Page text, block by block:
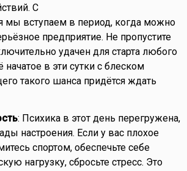
С
мы вступаем в период, когда можно
предприятие. Не пропустите
удачен для старта любого
начатое в эти сутки с блеском
такого шанса придётся ждать
: Психика в этот день перегружена,
настроения. Если у вас плохое
спортом, обеспечьте себе
нагрузку, сбросьте стресс. Это